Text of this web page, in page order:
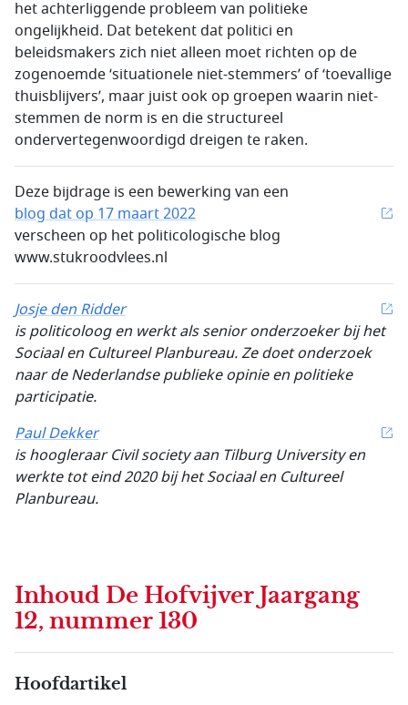
het achterliggende probleem van politieke
ongelijkheid. Dat betekent dat politici en
beleidsmakers zich niet alleen moet richten op de
zogenoemde ‘situationele niet-stemmers’ of ‘toevallige
thuisblijvers’, maar juist ook op groepen waarin niet-
stemmen de norm is en die structureel
ondervertegenwoordigd dreigen te raken.
Deze bijdrage is een bewerking van een
blog dat op 17 maart 2022
verscheen op het politicologische blog
www.stukroodvlees.nl
Josje den Ridder
is politicoloog en werkt als senior onderzoeker bij het
Sociaal en Cultureel Planbureau. Ze doet onderzoek
naar de Nederlandse publieke opinie en politieke
participatie.
Paul Dekker
is hoogleraar Civil society aan Tilburg University en
werkte tot eind 2020 bij het Sociaal en Cultureel
Planbureau.
Inhoud De Hofvijver Jaargang
12, nummer 130
Hoofdartikel